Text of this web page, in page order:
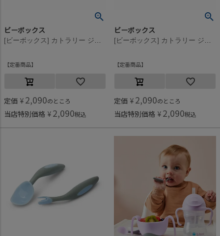
ビーボックス
[ビーボックス] カトラリー ジェラートシリーズ トゥッティフルッティ
定番商品
定価 ¥ 2,090のところ
当店特別価格 ¥ 2,090税込
ビーボックス
[ビーボックス] カトラリー ジェラートシリーズ ピスタチオ
定番商品
定価 ¥ 2,090のところ
当店特別価格 ¥ 2,090税込